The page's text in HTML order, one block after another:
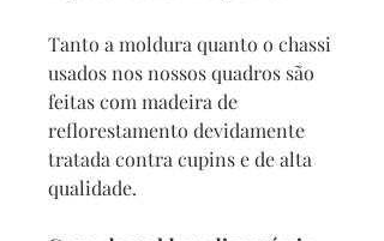
Tanto a moldura quanto o chassi
usados nos nossos quadros são
feitas com madeira de
reflorestamento devidamente
tratada contra cupins e de alta
qualidade.